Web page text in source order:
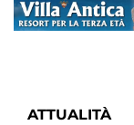
ATTUALITÀ